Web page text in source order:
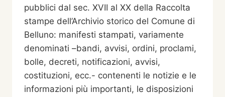
pubblici dal sec. XVII al XX della Raccolta
stampe dell’Archivio storico del Comune di
Belluno: manifesti stampati, variamente
denominati –bandi, avvisi, ordini, proclami,
bolle, decreti, notificazioni, avvisi,
costituzioni, ecc.- contenenti le notizie e le
informazioni più importanti, le disposizioni